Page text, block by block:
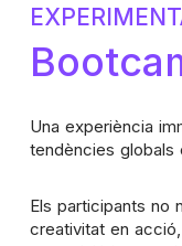
Una experiència
tendències globals
Els participants no
creativitat en